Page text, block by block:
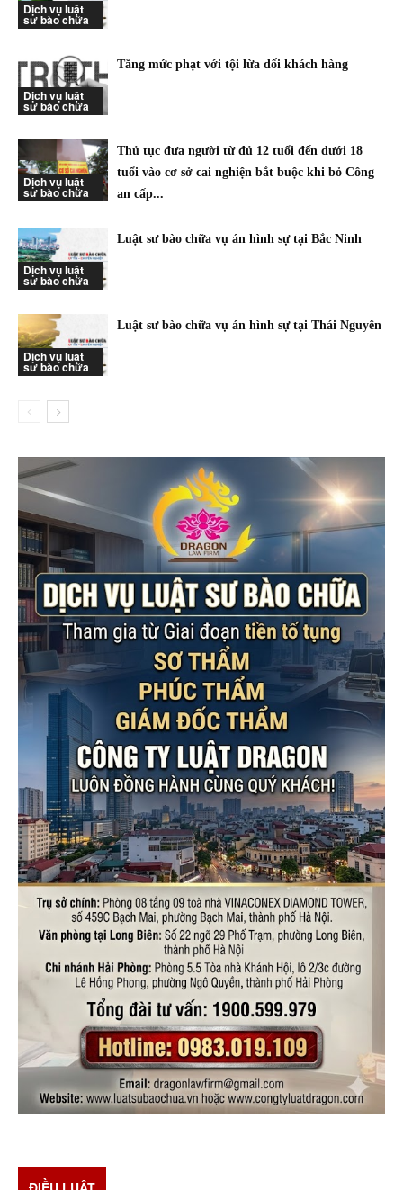
Dịch vụ luật
sư bào chữa
Dịch vụ luật
sư bào chữa
Tăng mức phạt với tội lừa dối khách hàng
Dịch vụ luật
sư bào chữa
Thủ tục đưa người từ đủ 12 tuổi đến dưới 18
tuổi vào cơ sở cai nghiện bắt buộc khi bỏ Công
an cấp...
Dịch vụ luật
sư bào chữa
Luật sư bào chữa vụ án hình sự tại Bắc Ninh
Dịch vụ luật
sư bào chữa
Luật sư bào chữa vụ án hình sự tại Thái Nguyên